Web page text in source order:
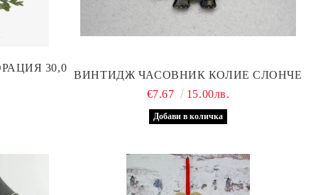
30,0
ВИНТИДЖ ЧАСОВНИК КОЛИЕ СЛОНЧЕ
€7.67
15.00лв.